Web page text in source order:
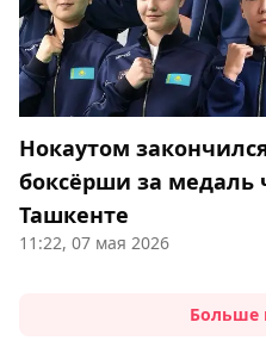
Нокаутом
боксёрши за медаль
Ташкенте
11:22, 07 мая 2026
Больше